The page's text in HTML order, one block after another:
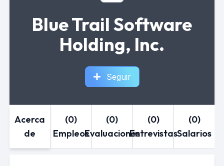
Blue Trail Software
Holding, Inc.
Seguir
Acerca
de
(0)
Empleos
(0)
Evaluaciones
(0)
Entrevistas
(0)
Salarios